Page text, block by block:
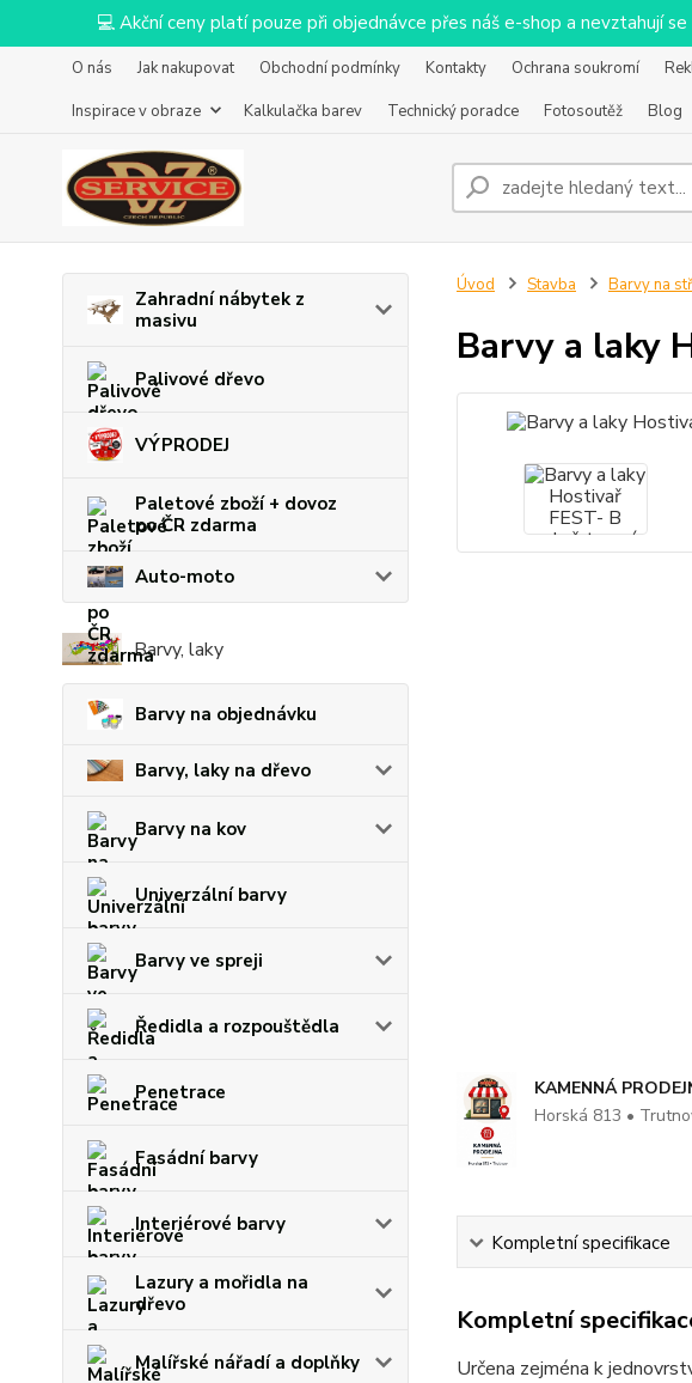
💻 Akční ceny platí pouze při objednávce přes náš e-shop a nevztahují
O nás Jak nakupovat Obchodní podmínky Kontakty Ochrana soukromí
Inspirace v obraze
Kalkulačka barev Technický poradce Fotosoutěž Blog
Zahradní nábytek z
masivu
Palivové dřevo
VÝPRODEJ
Paletové zboží + dovoz
po ČR zdarma
Auto-moto
Barvy, laky
Barvy na objednávku
Barvy, laky na dřevo
Barvy na kov
Univerzální barvy
Barvy ve spreji
Ředidla a rozpouštědla
Penetrace
Fasádní barvy
Interiérové barvy
Lazury a mořidla na
dřevo
Malířské nářadí a doplňky
Úvod Stavba Barvy na
Barvy a laky
KAMENNÁ
Horská 813 •
Kompletní specifikace
Kompletní
Určena zejména k